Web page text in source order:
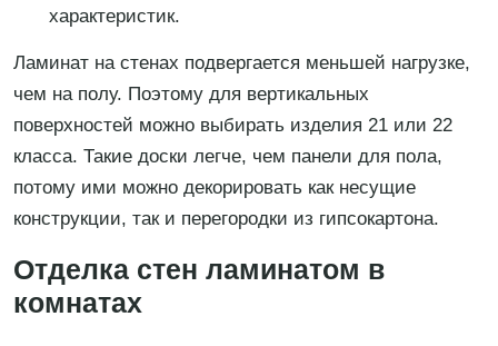
характеристик.
Ламинат на стенах подвергается меньшей нагрузке,
чем на полу. Поэтому для вертикальных
поверхностей можно выбирать изделия 21 или 22
класса. Такие доски легче, чем панели для пола,
потому ими можно декорировать как несущие
конструкции, так и перегородки из гипсокартона.
Отделка стен ламинатом в
комнатах